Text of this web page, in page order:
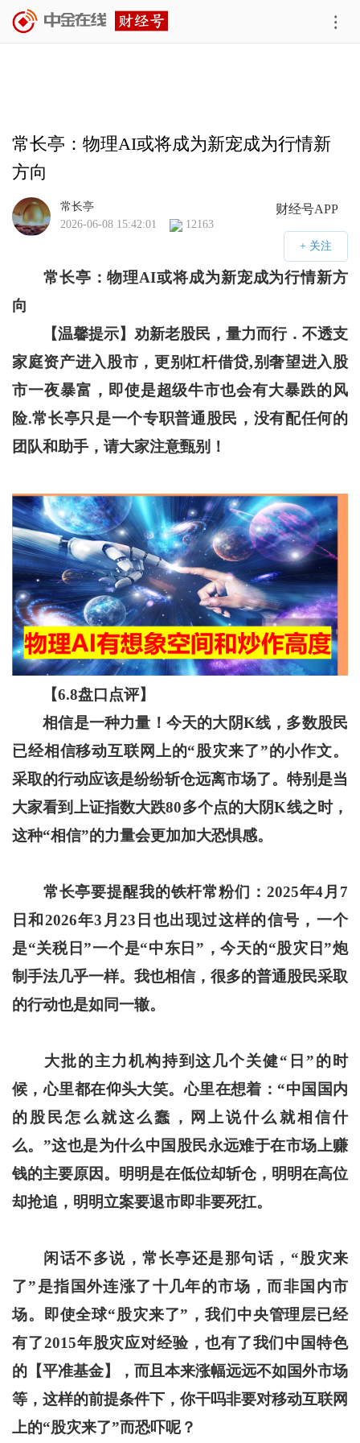
常长亭：物理AI或将成为新宠成为行情新
方向
财经号APP
常长亭
2026-06-08 15:42:01
12163
常长亭：物理AI或将成为新宠成为行情新方
向
【温馨提示】劝新老股民，量力而行．不透支
家庭资产进入股市，更别杠杆借贷,别奢望进入股
市一夜暴富，即使是超级牛市也会有大暴跌的风
险.常长亭只是一个专职普通股民，没有配任何的
团队和助手，请大家注意甄别！
【6.8盘口点评】
相信是一种力量！今天的大阴K线，多数股民
已经相信移动互联网上的“股灾来了”的小作文。
采取的行动应该是纷纷斩仓远离市场了。特别是当
大家看到上证指数大跌80多个点的大阴K线之时，
这种“相信”的力量会更加加大恐惧感。
常长亭要提醒我的铁杆常粉们：2025年4月7
日和2026年3月23日也出现过这样的信号，一个
是“关税日”一个是“中东日”，今天的“股灾日”炮
制手法几乎一样。我也相信，很多的普通股民采取
的行动也是如同一辙。
大批的主力机构持到这几个关健“日”的时
候，心里都在仰头大笑。心里在想着：“中国国内
的股民怎么就这么蠢，网上说什么就相信什
么。”这也是为什么中国股民永远难于在市场上赚
钱的主要原因。明明是在低位却斩仓，明明在高位
却抢追，明明立案要退市即非要死扛。
闲话不多说，常长亭还是那句话，“股灾来
了”是指国外连涨了十几年的市场，而非国内市
场。即使全球“股灾来了”，我们中央管理层已经
有了2015年股灾应对经验，也有了我们中国特色
的【平准基金】，而且本来涨幅远远不如国外市场
等，这样的前提条件下，你干吗非要对移动互联网
上的“股灾来了”而恐吓呢？